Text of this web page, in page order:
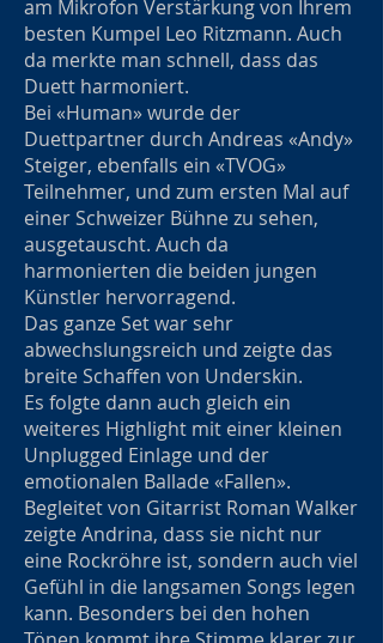
am Mikrofon Verstärkung von Ihrem
besten Kumpel Leo Ritzmann. Auch
da merkte man schnell, dass das
Duett harmoniert.
Bei «Human» wurde der
Duettpartner durch Andreas «Andy»
Steiger, ebenfalls ein «TVOG»
Teilnehmer, und zum ersten Mal auf
einer Schweizer Bühne zu sehen,
ausgetauscht. Auch da
harmonierten die beiden jungen
Künstler hervorragend.
Das ganze Set war sehr
abwechslungsreich und zeigte das
breite Schaffen von Underskin.
Es folgte dann auch gleich ein
weiteres Highlight mit einer kleinen
Unplugged Einlage und der
emotionalen Ballade «Fallen».
Begleitet von Gitarrist Roman Walker
zeigte Andrina, dass sie nicht nur
eine Rockröhre ist, sondern auch viel
Gefühl in die langsamen Songs legen
kann. Besonders bei den hohen